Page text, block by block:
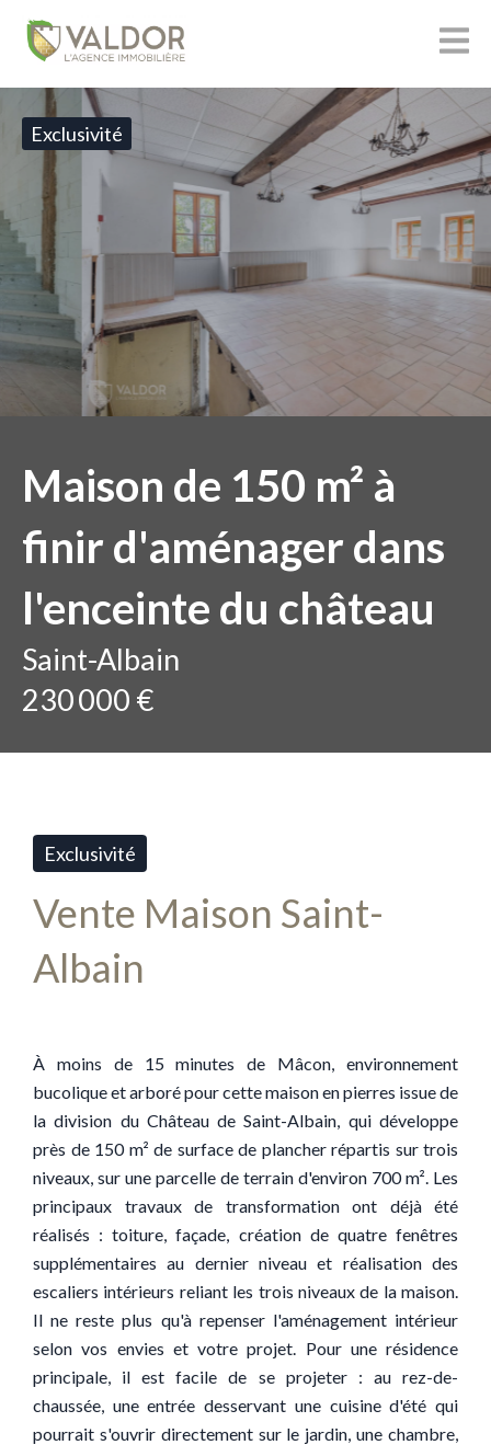
Exclusivité
Maison de 150 m² à
finir d'aménager dans
l'enceinte du château
Saint-Albain
230 000 €
Exclusivité
Vente Maison Saint-
Albain
À moins de 15 minutes de Mâcon, environnement
bucolique et arboré pour cette maison en pierres issue de
la division du Château de Saint-Albain, qui développe
près de 150 m² de surface de plancher répartis sur trois
niveaux, sur une parcelle de terrain d'environ 700 m². Les
principaux travaux de transformation ont déjà été
réalisés : toiture, façade, création de quatre fenêtres
supplémentaires au dernier niveau et réalisation des
escaliers intérieurs reliant les trois niveaux de la maison.
Il ne reste plus qu'à repenser l'aménagement intérieur
selon vos envies et votre projet. Pour une résidence
principale, il est facile de se projeter : au rez-de-
chaussée, une entrée desservant une cuisine d'été qui
pourrait s'ouvrir directement sur le jardin, une chambre,